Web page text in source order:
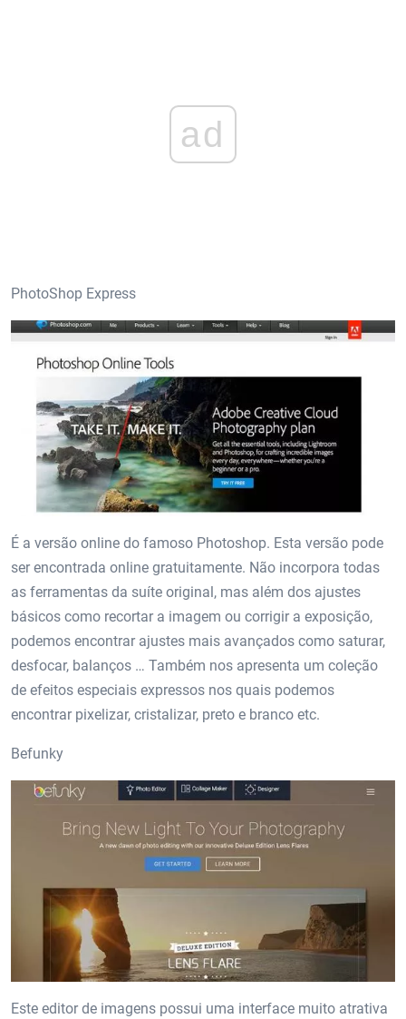
ad
PhotoShop Express
É a versão online do famoso Photoshop. Esta versão pode
ser encontrada online gratuitamente. Não incorpora todas
as ferramentas da suíte original, mas além dos ajustes
básicos como recortar a imagem ou corrigir a exposição,
podemos encontrar ajustes mais avançados como saturar,
desfocar, balanços … Também nos apresenta um coleção
de efeitos especiais expressos nos quais podemos
encontrar pixelizar, cristalizar, preto e branco etc.
Befunky
Este editor de imagens possui uma interface muito atrativa